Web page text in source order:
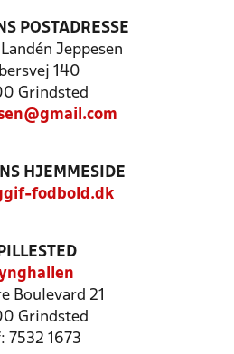
POSTADRESSE
Jeppesen
140
Grindsted
HJEMMESIDE
fodbold.dk
Boulevard 21
Grindsted
7532 1673